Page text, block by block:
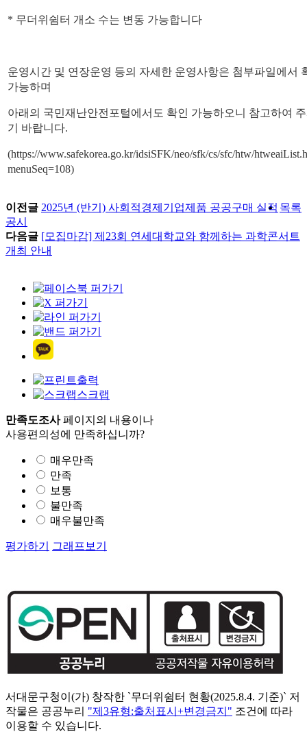
* 무더위쉼터 개소 수는 변동 가능합니다
운영시간 및 연장운영 등의 자세한 운영사항은 첨부파일에서
가능하며
아래의 국민재난안전포털에서도 확인 가능하오니 참고하여
기 바랍니다.
(https://www.safekorea.go.kr/idsiSFK/neo/sfk/cs/sfc/htw/
menuSeq=108)
목록
이전글 2025년 (반기) 사회적경제기업제품 공공구매 실적
공시
다음글 [모집마감] 제23회 연세대학교와 함께하는 과학콘서트
개최 안내
출력
스크랩
만족도조사페이지의 내용이나
사용편의성에 만족하십니까?
매우만족
만족
보통
불만족
매우불만족
평가하기 그래프보기
서대문구청이(가) 창작한 `무더위쉼터 현황(2025.8.4. 기준)` 저
작물은 공공누리 "제3유형:출처표시+변경금지" 조건에 따라
이용할 수 있습니다.